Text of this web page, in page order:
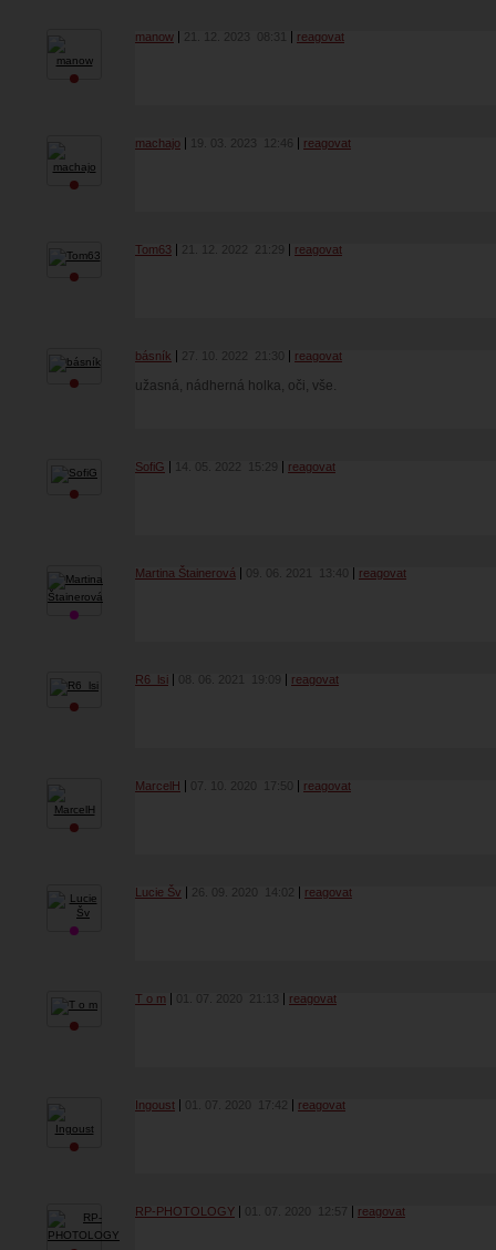
manow 21. 12. 2023 08:31 reagovat
machajo 19. 03. 2023 12:46 reagovat
Tom63 21:29 reagovat
básník 27. 10. 2022 21:30 reagovat
užasná, nádherná holka, oči, vše.
SofiG 14. 05. 2022 15:29 reagovat
Martina Štainerová 13:40 reagovat
R6_lsi 19:09 reagovat
MarcelH 07. 10. 2020 17:50 reagovat
Lucie Šv 14:02 reagovat
T o m 01. 07. 2020 21:13 reagovat
Ingoust 01. 07. 2020 17:42 reagovat
RP-PHOTOLOGY 01. 07. 2020 12:57 reagovat